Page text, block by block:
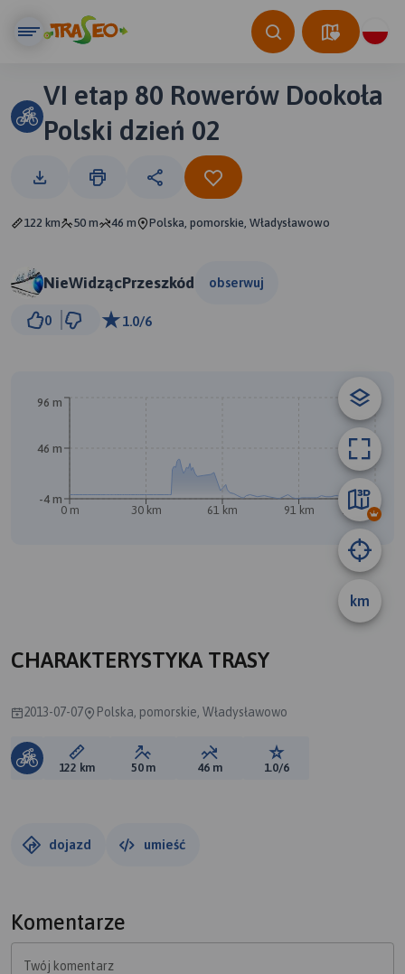
VI etap 80 Rowerów Dookoła
Polski dzień 02
122 km 50 m 46 m Polska, pomorskie, Władysławowo
NieWidzącPrzeszkód obserwuj
0 1.0/6
km
0 m 30 km 61 km 91 km 122 km
-4 m
46 m
96 m
CHARAKTERYSTYKA TRASY
2013-07-07 Polska, pomorskie, Władysławowo
Długość trasy:
122 km Suma przewyższeń:
50 m Suma spadków:
46 m Ocena trasy:
1.0/6
dojazd umieść
Komentarze
Twój komentarz